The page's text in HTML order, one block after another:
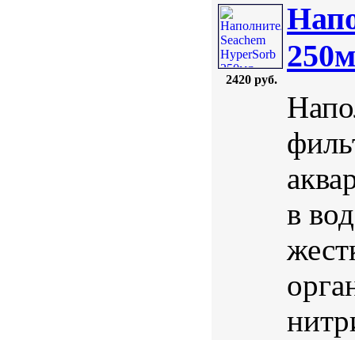
2420 руб.
в